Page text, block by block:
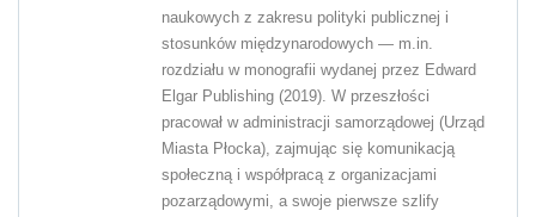
naukowych z zakresu polityki publicznej i
stosunków międzynarodowych — m.in.
rozdziału w monografii wydanej przez Edward
Elgar Publishing (2019). W przeszłości
pracował w administracji samorządowej (Urząd
Miasta Płocka), zajmując się komunikacją
społeczną i współpracą z organizacjami
pozarządowymi, a swoje pierwsze szlify